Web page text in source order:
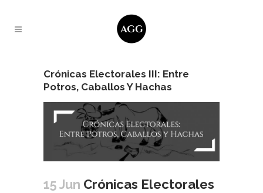
Crónicas Electorales III: Entre
Potros, Caballos Y Hachas
15 Jun Crónicas Electorales